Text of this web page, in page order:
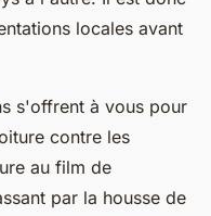
locales avant
s'offrent à vous pour
contre les
au film de
par la housse de